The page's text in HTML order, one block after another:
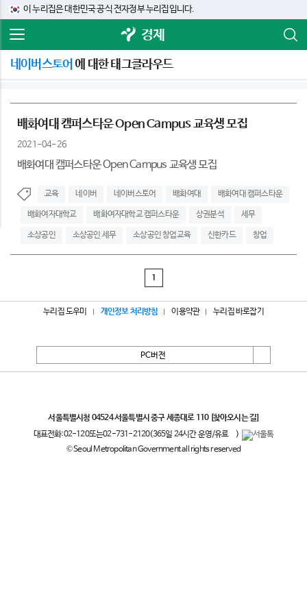
이 누리집은 대한민국 공식 전자정부 누리집입니다.
경제
네이버스토어 에 대한 태그클라우드
배화여대 캠퍼스타운 Open Campus 교육생 모집
2021-04-26
배화여대 캠퍼스타운 Open Campus 교육생 모집
교육 네이버 네이버스토어 배화여대 배화여대 캠퍼스타운
배화여자대학교 배화여자대학교 캠퍼스타운 상권분석 세무
소상공인 소상공인 세무 소상공인 창업교육 신한카드 창업
1
누리집 도우미 개인정보 처리방침 이용약관 누리집 바로잡기
PC버전
서울특별시청 04524 서울특별시 중구 세종대로 110 [찾아오시는 길]
대표전화:02-120또는02-731-2120(365일 24시간 운영/유료
)
© Seoul Metropolitan Government all rights reserved